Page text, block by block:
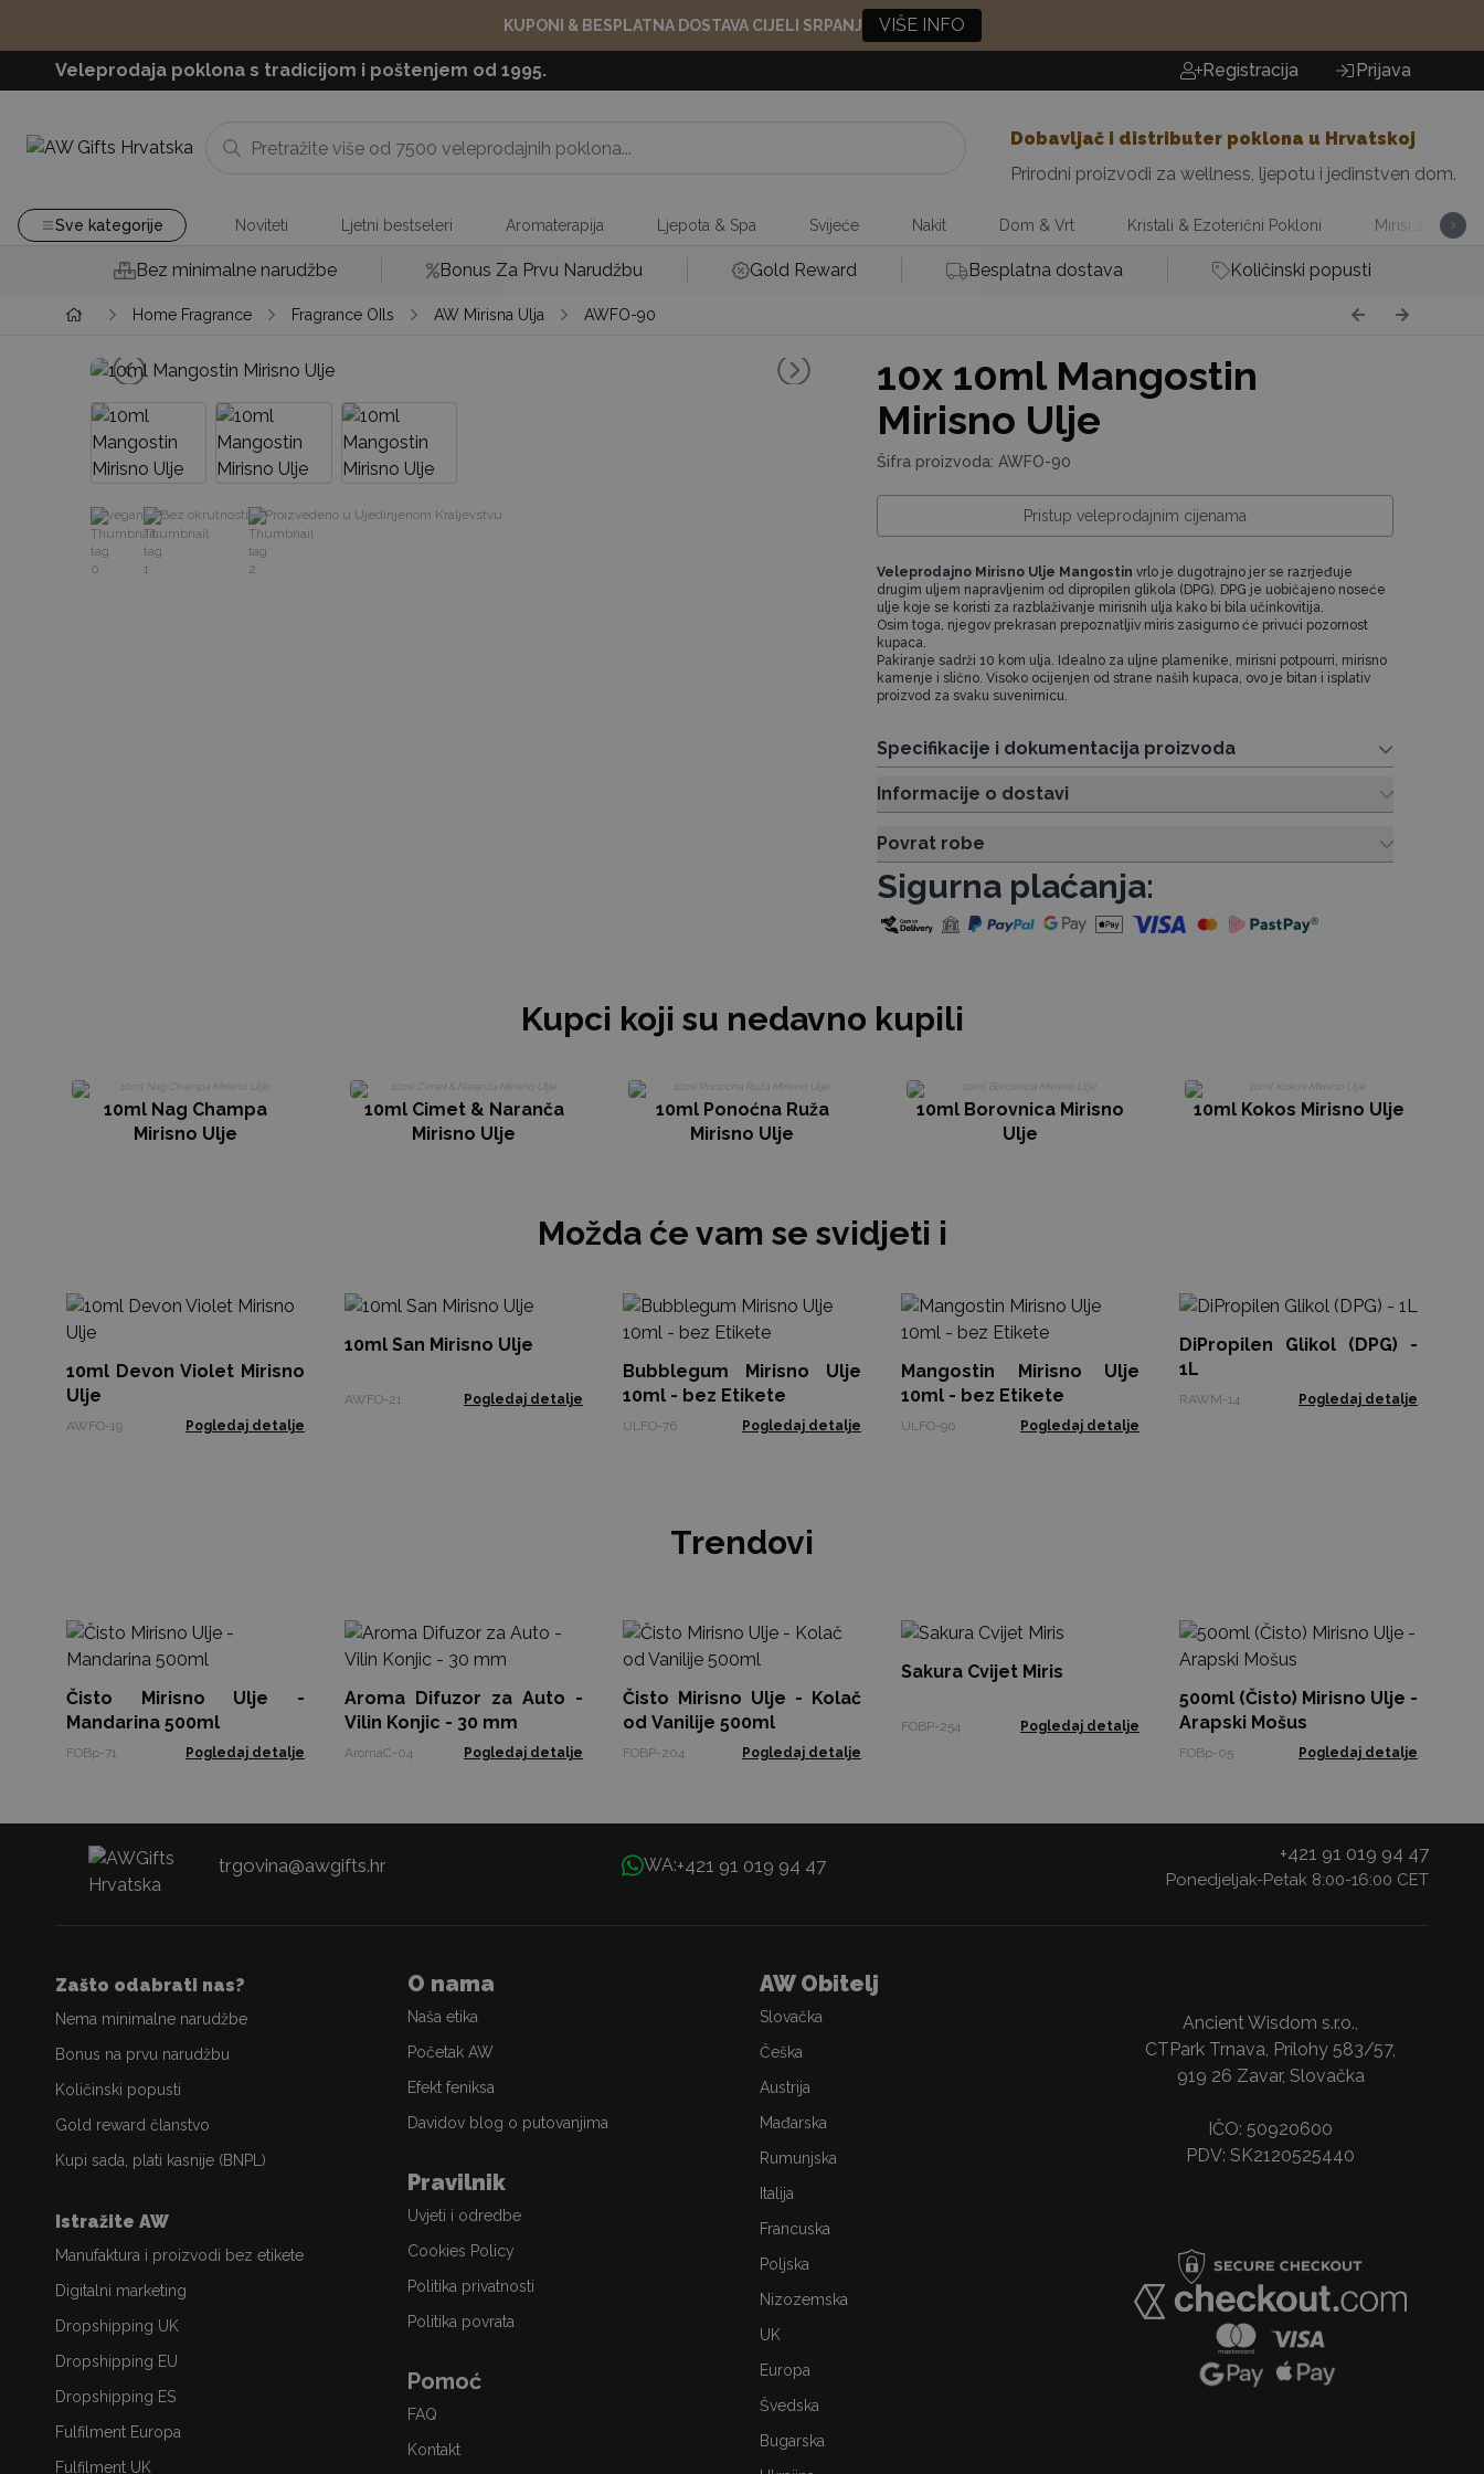
KUPONI & BESPLATNA DOSTAVA CIJELI SRPANJ VIŠE INFO
Veleprodaja poklona s tradicijom i poštenjem od 1995. Registracija Prijava
Dobavljač i distributer poklona u Hrvatskoj
Prirodni proizvodi za wellness, ljepotu i jedinstven dom.
Sve kategorije Noviteti Ljetni bestseleri Aromaterapija Ljepota & Spa Svijeće Nakit Dom & Vrt Kristali & Ezoterični Pokloni Mirisi za Dom
Bez minimalne narudžbe Bonus Za Prvu Narudžbu Gold Reward Besplatna dostava Količinski popusti
Home Fragrance Fragrance OIls AW Mirisna Ulja AWFO-90
vegan Bez okrutnosti Proizvedeno u Ujedinjenom Kraljevstvu
10x10ml Mangostin
Mirisno Ulje
Šifra proizvoda: AWFO-90
Pristup veleprodajnim cijenama
Veleprodajno Mirisno Ulje Mangostin vrlo je dugotrajno jer se razrjeđuje
drugim uljem napravljenim od dipropilen glikola (DPG). DPG je uobičajeno noseće
ulje koje se koristi za razblaživanje mirisnih ulja kako bi bila učinkovitija.
Osim toga, njegov prekrasan prepoznatljiv miris zasigurno će privući pozornost
kupaca.
Pakiranje sadrži 10 kom ulja. Idealno za uljne plamenike, mirisni potpourri, mirisno
kamenje i slično. Visoko ocijenjen od strane naših kupaca, ovo je bitan i isplativ
proizvod za svaku suvenirnicu.
Specifikacije i dokumentacija proizvoda
Informacije o dostavi
Povrat robe
Sigurna plaćanja:
Kupci koji su nedavno kupili
10ml Nag Champa
Mirisno Ulje
10ml Cimet & Naranča
Mirisno Ulje
10ml Ponoćna Ruža
Mirisno Ulje
10ml Borovnica Mirisno
Ulje
10ml Kokos Mirisno Ulje
Možda će vam se svidjeti i
10ml Devon Violet Mirisno
Ulje
AWFO-19 Pogledaj detalje
10ml San Mirisno Ulje
AWFO-21 Pogledaj detalje
Bubblegum Mirisno Ulje
10ml - bez Etikete
ULFO-76 Pogledaj detalje
Mangostin Mirisno Ulje
10ml - bez Etikete
ULFO-90 Pogledaj detalje
DiPropilen Glikol (DPG) -
1L
RAWM-14 Pogledaj detalje
Trendovi
Čisto Mirisno Ulje -
Mandarina 500ml
FOBp-71 Pogledaj detalje
Aroma Difuzor za Auto -
Vilin Konjic - 30 mm
AromaC-04 Pogledaj detalje
Čisto Mirisno Ulje - Kolač
od Vanilije 500ml
FOBP-204 Pogledaj detalje
Sakura Cvijet Miris
FOBP-254 Pogledaj detalje
500ml (Čisto) Mirisno Ulje -
Arapski Mošus
FOBp-05 Pogledaj detalje
trgovina@awgifts.hr WA:+421 91 019 94 47
+421 91 019 94 47
Ponedjeljak-Petak 8:00-16:00 CET
Zašto odabrati nas?
Nema minimalne narudžbe
Bonus na prvu narudžbu
Količinski popusti
Gold reward članstvo
Kupi sada, plati kasnije (BNPL)
Istražite AW
Manufaktura i proizvodi bez etikete
Digitalni marketing
Dropshipping UK
Dropshipping EU
Dropshipping ES
Fulfilment Europa
Fulfilment UK
O nama
Naša etika
Početak AW
Efekt feniksa
Davidov blog o putovanjima
Pravilnik
Uvjeti i odredbe
Cookies Policy
Politika privatnosti
Politika povrata
Pomoć
FAQ
Kontakt
AW Obitelj
Slovačka
Češka
Austrija
Mađarska
Rumunjska
Italija
Francuska
Poljska
Nizozemska
UK
Europa
Švedska
Bugarska
Ancient Wisdom s.r.o.,
CTPark Trnava, Prílohy 583/57,
919 26 Zavar, Slovačka
IČO: 50920600
PDV: SK2120525440